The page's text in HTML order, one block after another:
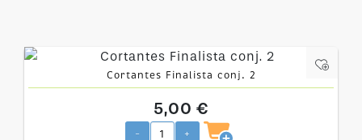
Cortantes Finalista conj. 2
5,00 €
- +